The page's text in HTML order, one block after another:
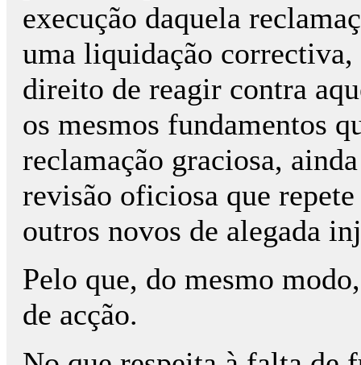
execução daquela
uma liquidação
direito de reagir contra
os mesmos fundamentos
reclamação graciosa,
revisão oficiosa que
outros novos de alegada
Pelo que, do mesmo
de acção.